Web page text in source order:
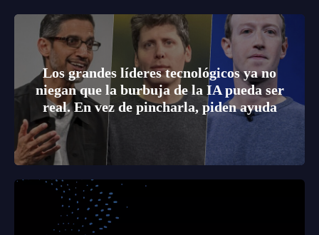
Los grandes líderes tecnológicos ya no
niegan que la burbuja de la IA pueda ser
real. En vez de pincharla, piden ayuda